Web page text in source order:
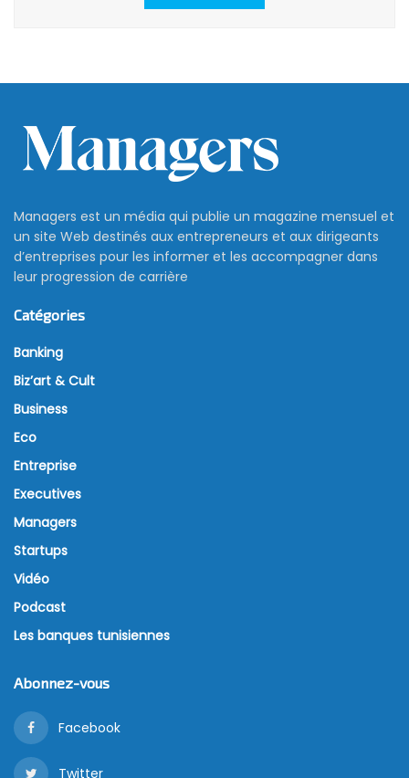
Managers est un média qui publie un magazine mensuel et
un site Web destinés aux entrepreneurs et aux dirigeants
d’entreprises pour les informer et les accompagner dans
leur progression de carrière
Catégories
Banking
Biz’art & Cult
Business
Eco
Entreprise
Executives
Managers
Startups
Vidéo
Podcast
Les banques tunisiennes
Abonnez-vous
Facebook
Twitter